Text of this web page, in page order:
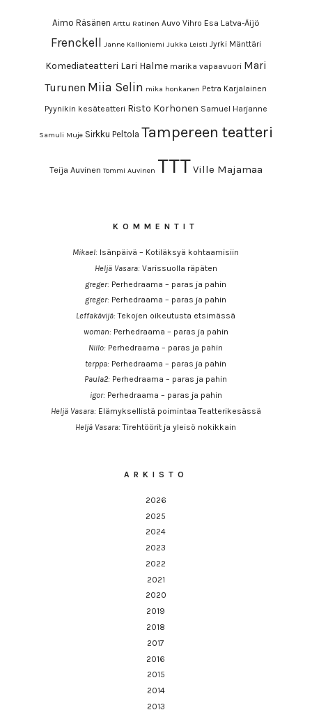
Aimo Räsänen Arttu Ratinen Auvo Vihro Esa Latva-Äijö
Frenckell Janne Kallioniemi Jukka Leisti Jyrki Mänttäri
Komediateatteri Lari Halme marika vapaavuori Mari
Turunen Miia Selin mika honkanen Petra Karjalainen
Pyynikin kesäteatteri Risto Korhonen Samuel Harjanne
Samuli Muje Sirkku Peltola Tampereen teatteri
Teija Auvinen Tommi Auvinen TTTVille Majamaa
KOMMENTIT
Mikael: Isänpäivä – Kotiläksyä kohtaamisiin
Heljä Vasara: Varissuolla räpäten
greger: Perhedraama – paras ja pahin
greger: Perhedraama – paras ja pahin
Leffakävijä:Tekojen oikeutusta etsimässä
woman: Perhedraama – paras ja pahin
Niilo: Perhedraama – paras ja pahin
terppa: Perhedraama – paras ja pahin
Paula2: Perhedraama – paras ja pahin
igor: Perhedraama – paras ja pahin
Heljä Vasara: Elämyksellistä poimintaa Teatterikesässä
Heljä Vasara:Tirehtöörit ja yleisö nokikkain
ARKISTO
2026
2025
2024
2023
2022
2021
2020
2019
2018
2017
2016
2015
2014
2013